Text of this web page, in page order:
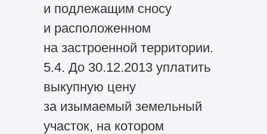
и подлежащим сносу
и расположенном
на застроенной территории.
5.4. До 30.12.2013 уплатить
выкупную цену
за изымаемый земельный
участок, на котором